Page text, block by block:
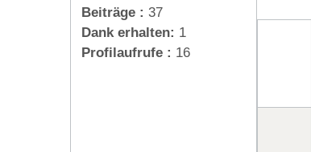
Beiträge : 37
Dank erhalten: 1
Profilaufrufe : 16